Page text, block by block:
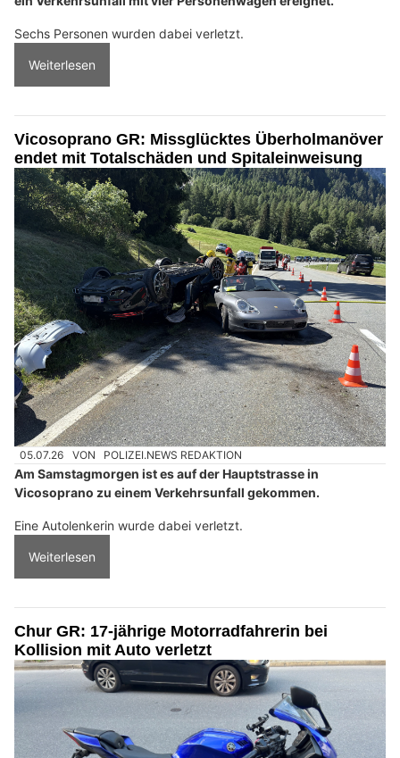
Sechs Personen wurden dabei verletzt.
Weiterlesen
Vicosoprano GR: Missglücktes Überholmanöver
endet mit Totalschäden und Spitaleinweisung
05.07.26 VON POLIZEI.NEWS REDAKTION
Am Samstagmorgen ist es auf der Hauptstrasse in
Vicosoprano zu einem Verkehrsunfall gekommen.
Eine Autolenkerin wurde dabei verletzt.
Weiterlesen
Chur GR: 17-jährige Motorradfahrerin bei
Kollision mit Auto verletzt